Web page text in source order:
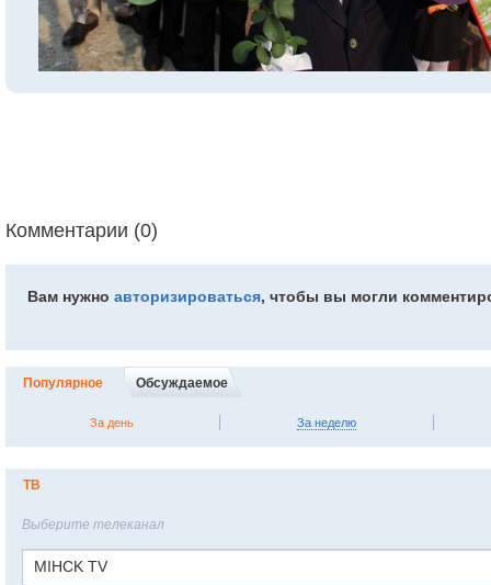
Комментарии (0)
Вам нужно авторизироваться, чтобы вы могли
Популярное Обсуждаемое
За день За неделю
ТВ
Выберите телеканал
MIHCK TV